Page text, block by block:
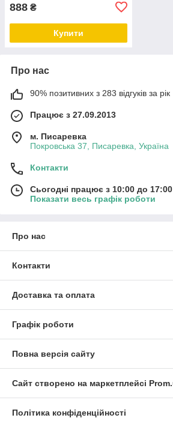
888 ₴
Купити
Про нас
90% позитивних з 283 відгуків за рік
Працює з 27.09.2013
м. Писаревка
Покровська 37, Писаревка, Україна
Контакти
Сьогодні працює з 10:00 до 17:00
Показати весь графік роботи
Про нас
Контакти
Доставка та оплата
Графік роботи
Повна версія сайту
Сайт створено на маркетплейсі
Політика конфіденційності